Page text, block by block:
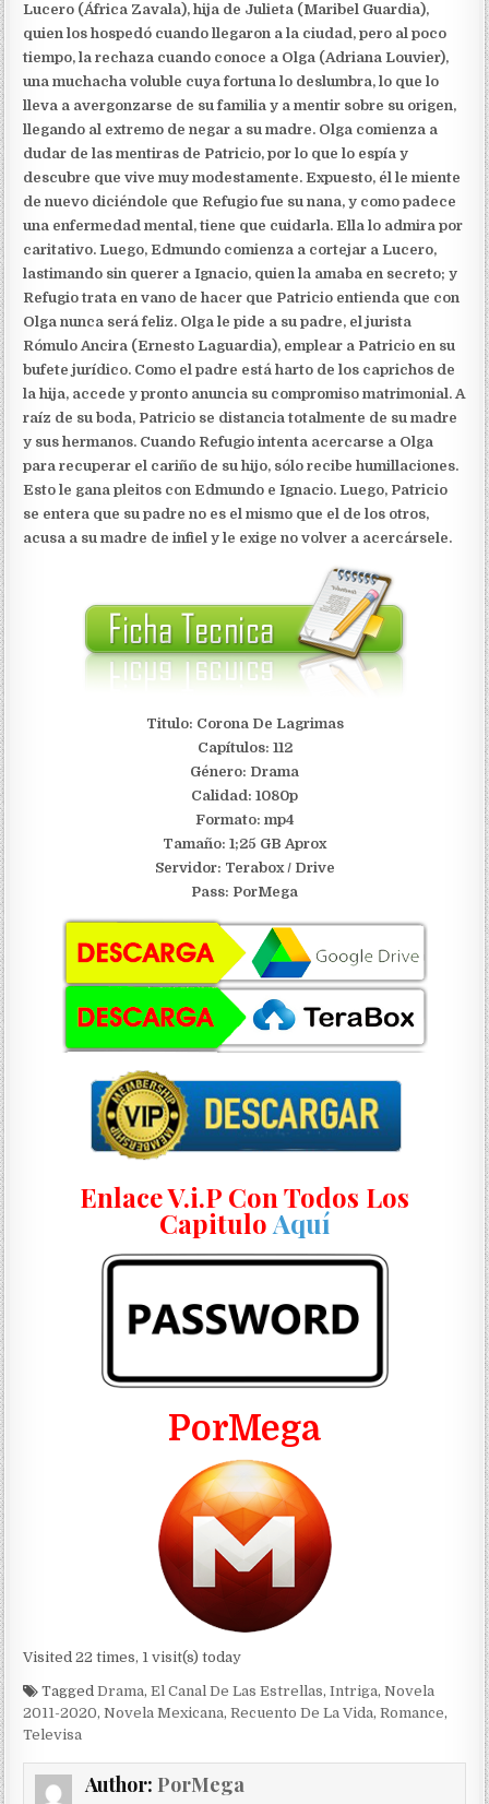
Lucero (África Zavala), hija de Julieta (Maribel Guardia),
quien los hospedó cuando llegaron a la ciudad, pero al poco
tiempo, la rechaza cuando conoce a Olga (Adriana Louvier),
una muchacha voluble cuya fortuna lo deslumbra, lo que lo
lleva a avergonzarse de su familia y a mentir sobre su origen,
llegando al extremo de negar a su madre. Olga comienza a
dudar de las mentiras de Patricio, por lo que lo espía y
descubre que vive muy modestamente. Expuesto, él le miente
de nuevo diciéndole que Refugio fue su nana, y como padece
una enfermedad mental, tiene que cuidarla. Ella lo admira por
caritativo. Luego, Edmundo comienza a cortejar a Lucero,
lastimando sin querer a Ignacio, quien la amaba en secreto; y
Refugio trata en vano de hacer que Patricio entienda que con
Olga nunca será feliz. Olga le pide a su padre, el jurista
Rómulo Ancira (Ernesto Laguardia), emplear a Patricio en su
bufete jurídico. Como el padre está harto de los caprichos de
la hija, accede y pronto anuncia su compromiso matrimonial. A
raíz de su boda, Patricio se distancia totalmente de su madre
y sus hermanos. Cuando Refugio intenta acercarse a Olga
para recuperar el cariño de su hijo, sólo recibe humillaciones.
Esto le gana pleitos con Edmundo e Ignacio. Luego, Patricio
se entera que su padre no es el mismo que el de los otros,
acusa a su madre de infiel y le exige no volver a acercársele.
Titulo: Corona De Lagrimas
Capítulos: 112
Género: Drama
Calidad: 1080p
Formato: mp4
Tamaño: 1;25 GB Aprox
Servidor: Terabox / Drive
Pass: PorMega
Enlace V.i.P Con Todos Los
CapituloAquí
PorMega
Visited 22 times, 1 visit(s) today
TaggedDrama,El Canal De Las Estrellas,Intriga,Novela
2011-2020,Novela Mexicana,Recuento De La Vida,Romance,
Televisa
Author: PorMega